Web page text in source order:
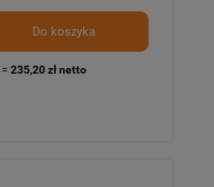
Do koszyka
=235,20 złnetto